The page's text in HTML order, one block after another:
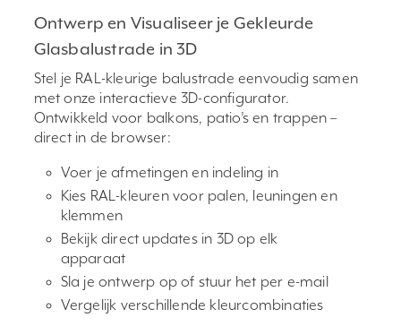
Ontwerp en Visualiseer je Gekleurde
Glasbalustrade in 3D
Stel je RAL-kleurige balustrade eenvoudig samen
met onze interactieve 3D-configurator.
Ontwikkeld voor balkons, patio’s en trappen –
direct in de browser:
Voer je afmetingen en indeling in
Kies RAL-kleuren voor palen, leuningen en
klemmen
Bekijk direct updates in 3D op elk
apparaat
Sla je ontwerp op of stuur het per e-mail
Vergelijk verschillende kleurcombinaties